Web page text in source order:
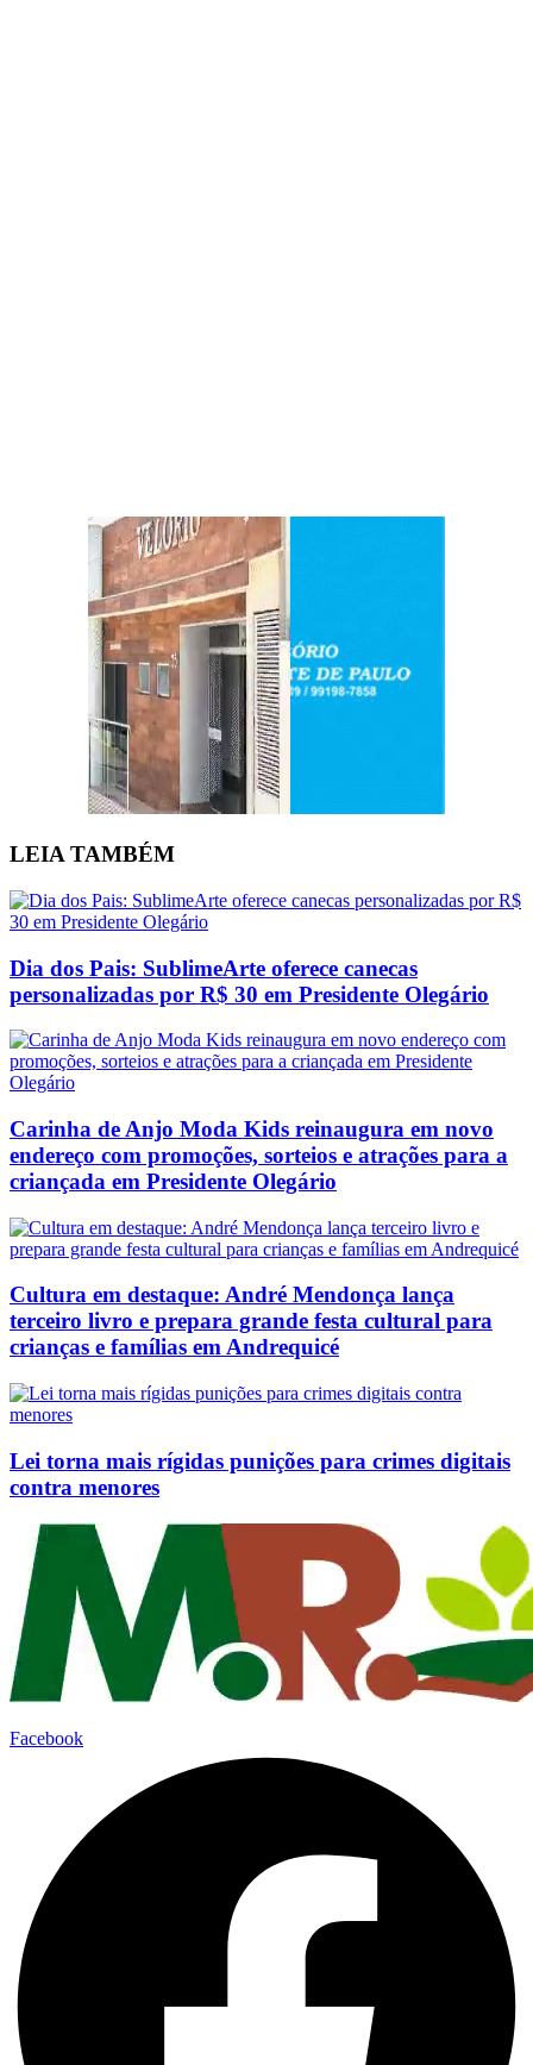
LEIA TAMBÉM
Dia dos Pais: SublimeArte oferece canecas
personalizadas por R$ 30 em Presidente Olegário
Carinha de Anjo Moda Kids reinaugura em novo
endereço com promoções, sorteios e atrações para a
criançada em Presidente Olegário
Cultura em destaque: André Mendonça lança
terceiro livro e prepara grande festa cultural para
crianças e famílias em Andrequicé
Lei torna mais rígidas punições para crimes digitais
contra menores
Facebook